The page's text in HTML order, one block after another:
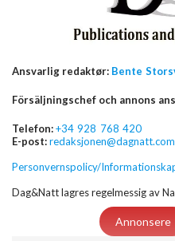
Ansvarlig redaktør: Bente
Försäljningschef och annons
Telefon:+34 928 768 420
E-post:redaksjonen@dagnatt.com
Personvernspolicy/
Dag&Natt lagres regelmessig av
Annonsere